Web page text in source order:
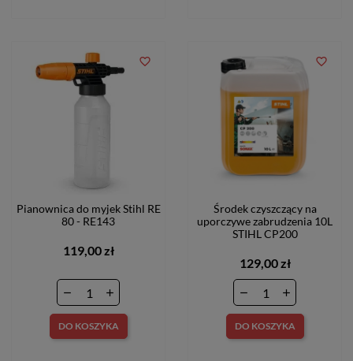
Pianownica do myjek Stihl RE
80 - RE143
119,00 zł
DO KOSZYKA
favorite_border
Środek czyszczący na
uporczywe zabrudzenia 10L
STIHL CP200
129,00 zł
DO KOSZYKA
favorite_border